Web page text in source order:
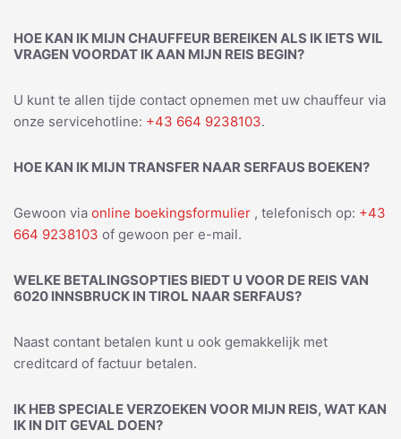
HOE KAN IK MIJN CHAUFFEUR BEREIKEN ALS IK IETS WIL
VRAGEN VOORDAT IK AAN MIJN REIS BEGIN?
U kunt te allen tijde contact opnemen met uw chauffeur via
onze servicehotline: +43 664 9238103.
HOE KAN IK MIJN TRANSFER NAAR SERFAUS BOEKEN?
Gewoon via online boekingsformulier , telefonisch op: +43
664 9238103 of gewoon per e-mail.
WELKE BETALINGSOPTIES BIEDT U VOOR DE REIS VAN
6020 INNSBRUCK IN TIROL NAAR SERFAUS?
Naast contant betalen kunt u ook gemakkelijk met
creditcard of factuur betalen.
IK HEB SPECIALE VERZOEKEN VOOR MIJN REIS, WAT KAN
IK IN DIT GEVAL DOEN?